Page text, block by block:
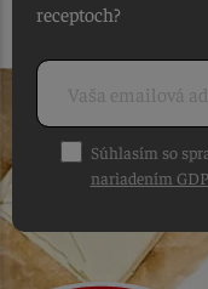
receptoch?
Súhlasím so
nariadením